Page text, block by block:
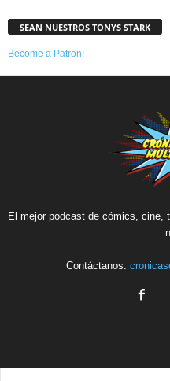
SEAN NUESTROS TONYS STARK
Become a Patron!
El mejor podcast de cómics, cine,
Contáctanos: